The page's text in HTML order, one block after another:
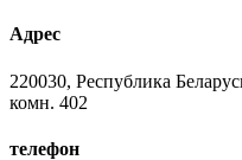
Адрес
220030, Республика
комн. 402
телефон